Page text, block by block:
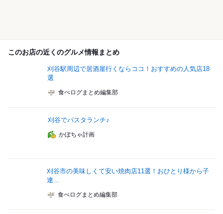
このお店の近くのグルメ情報まとめ
刈谷駅周辺で居酒屋行くならココ！おすすめの人気店18
選
食べログまとめ編集部
刈谷でパスタランチ♪
かぼちゃ計画
刈谷市の美味しくて安い焼肉店11選！おひとり様から子
連...
食べログまとめ編集部